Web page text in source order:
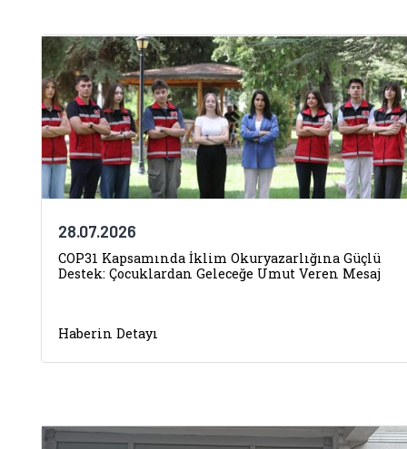
28.07.2026
COP31 Kapsamında İklim Okuryazarlığına Güçlü
Destek: Çocuklardan Geleceğe Umut Veren Mesaj
Haberin Detayı